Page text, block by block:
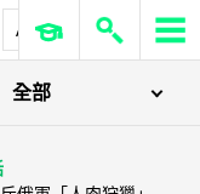
AirPods Pro 3
全部